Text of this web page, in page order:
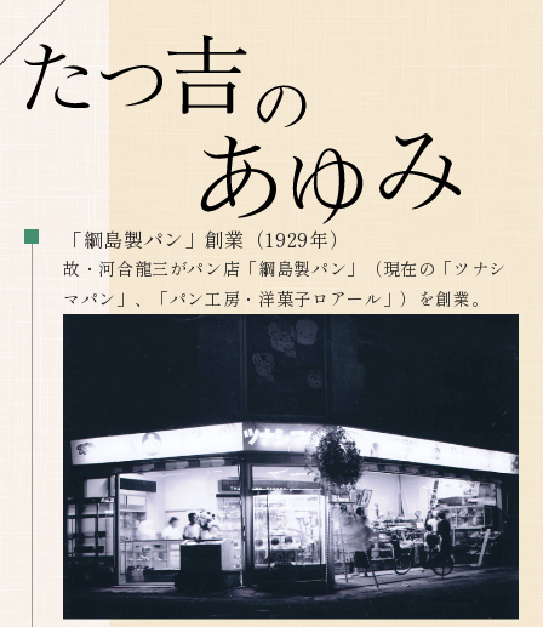
「綱島製パン」創業（1929年）
故・河合龍三がパン店「綱島製パン」（現在の「ツナシ
マパン」、「パン工房・洋菓子ロアール」）を創業。